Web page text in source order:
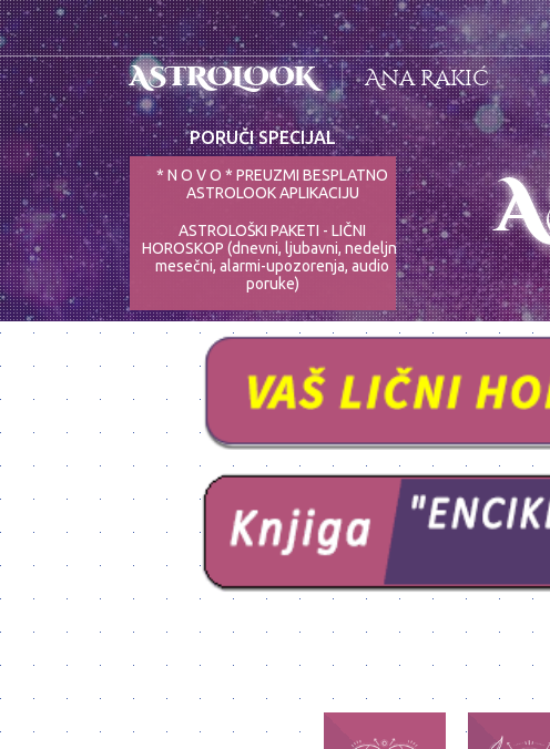
ASTROLOOK Ana Rakić
PORUČI SPECIJAL
* N O V O * PREUZMI BESPLATNO
ASTROLOOK APLIKACIJU
ASTROLOŠKI PAKETI - LIČNI
HOROSKOP (dnevni, ljubavni, nedeljni,
mesečni, alarmi-upozorenja, audio
poruke)
ASTRO-PSIHOLOG - NAJPRECIZNIJE
ANALIZE
OVAN BIK